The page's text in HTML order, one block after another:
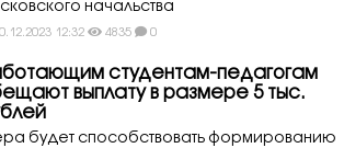
начальства
12:32 4835 0
студентам-педагогам
выплату в размере 5 тыс.
будет способствовать формированию